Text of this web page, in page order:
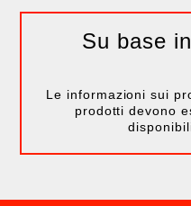
Su base
Le informazioni sui
prodotti devono